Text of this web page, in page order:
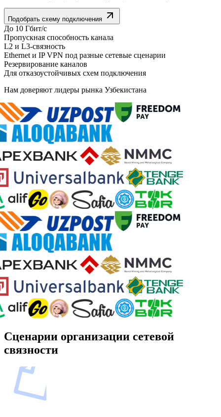
Подобрать схему подключения
До 10 Гбит/с
Пропускная способность канала
L2 и L3-связность
Ethernet и IP VPN под разные сетевые сценарии
Резервирование каналов
Для отказоустойчивых схем подключения
Нам доверяют лидеры рынка Узбекистана
Сценарии организации сетевой
связности